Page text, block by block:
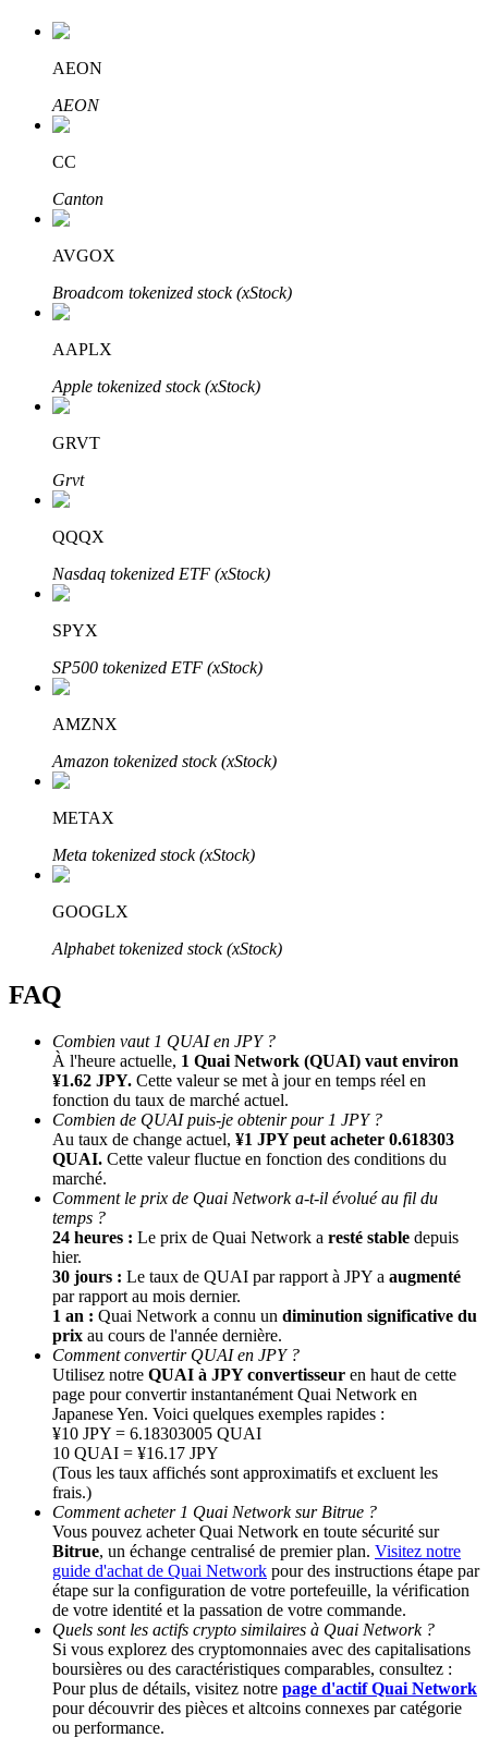
Obtenez des bénéfices à long terme et des intérêts flexibles
Apprenez le Staking
Découvrez comment gagner un revenu passif
Bitrue
Partenaires Bitrue
Affiliés Bitrue
Jusqu'à 65 % de commissions !
Parrainage
Invitez un ami pour recevoir des récompenses en espèces
BTC Welcome Rewards
BTC Welcome Rewards
Deposit & Trade BTC to Share 25000 USDT prize pool!
Deposit CASHCAT & Win
Share 500000 CASHCAT prize pool
AEON
AEON
CC
Canton
AVGOX
Broadcom tokenized stock (xStock)
AAPLX
Apple tokenized stock (xStock)
GRVT
Grvt
QQQX
Nasdaq tokenized ETF (xStock)
SPYX
SP500 tokenized ETF (xStock)
AMZNX
Amazon tokenized stock (xStock)
METAX
Meta tokenized stock (xStock)
GOOGLX
Alphabet tokenized stock (xStock)
FAQ
Combien vaut 1 QUAI en JPY ?
À l'heure actuelle, 1 Quai Network (QUAI) vaut environ
¥1.62 JPY. Cette valeur se met à jour en temps réel en
fonction du taux de marché actuel.
Combien de QUAI puis-je obtenir pour 1 JPY ?
Au taux de change actuel, ¥1 JPY peut acheter 0.618303
QUAI. Cette valeur fluctue en fonction des conditions du
marché.
Comment le prix de Quai Network a-t-il évolué au fil du
temps ?
24 heures : Le prix de Quai Network a resté stable depuis
hier.
30 jours : Le taux de QUAI par rapport à JPY a augmenté
par rapport au mois dernier.
1 an : Quai Network a connu un diminution significative du
prix au cours de l'année dernière.
Comment convertir QUAI en JPY ?
Utilisez notre QUAI à JPY convertisseur en haut de cette
page pour convertir instantanément Quai Network en
Japanese Yen. Voici quelques exemples rapides :
¥10 JPY = 6.18303005 QUAI
10 QUAI = ¥16.17 JPY
(Tous les taux affichés sont approximatifs et excluent les
frais.)
Comment acheter 1 Quai Network sur Bitrue ?
Vous pouvez acheter Quai Network en toute sécurité sur
Bitrue, un échange centralisé de premier plan. Visitez notre
guide d'achat de Quai Network pour des instructions étape par
étape sur la configuration de votre portefeuille, la vérification
de votre identité et la passation de votre commande.
Quels sont les actifs crypto similaires à Quai Network ?
Si vous explorez des cryptomonnaies avec des capitalisations
boursières ou des caractéristiques comparables, consultez :
Pour plus de détails, visitez notre page d'actif Quai Network
pour découvrir des pièces et altcoins connexes par catégorie
ou performance.